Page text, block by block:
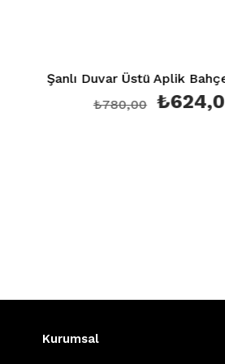
₺624,00
₺780,00
Kurumsal